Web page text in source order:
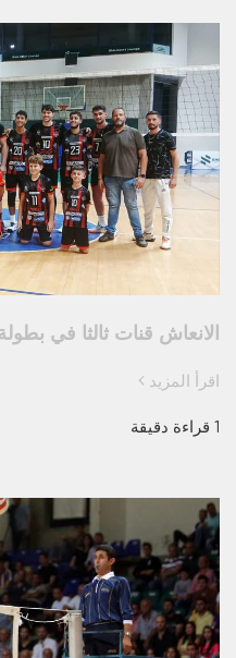
الانعاش قنات ثالثا في
اقرأ المزيد
1 قراءة دقيقة